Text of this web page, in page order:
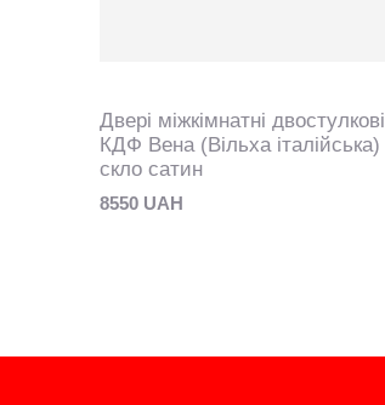
Двері міжкімнатні двостулкові
КДФ Вена (Вільха італійська)
скло сатин
8550 UAH